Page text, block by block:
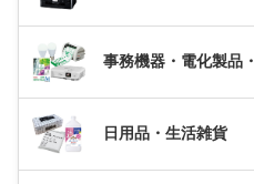
事務機器・電化製品
日用品・生活雑貨